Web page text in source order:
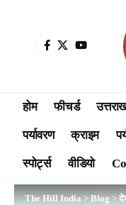
होम फीचर्ड
पर्यावरण क्राइम
स्पोर्ट्स वीडियो
The Hill India>Blog>